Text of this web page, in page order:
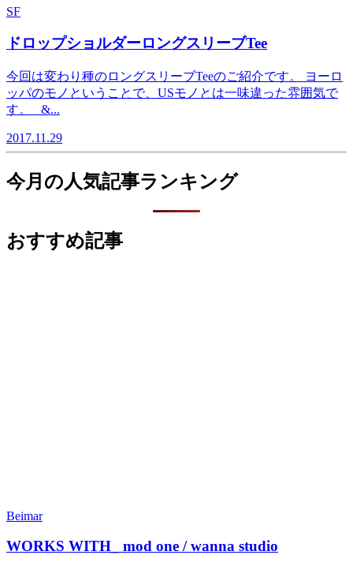
SF
ドロップショルダーロングスリーブTee
今回は変わり種のロングスリーブTeeのご紹介です。 ヨーロ
ッパのモノということで、USモノとは一味違った雰囲気で
す。 &...
2017.11.29
今月の人気記事ランキング
おすすめ記事
Beimar
WORKS WITH_ mod one / wanna studio